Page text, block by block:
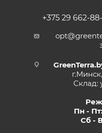
+375 29 662-
Склад:
Пн -
Сб -